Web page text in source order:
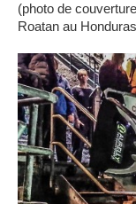
(photo de
Roatan au